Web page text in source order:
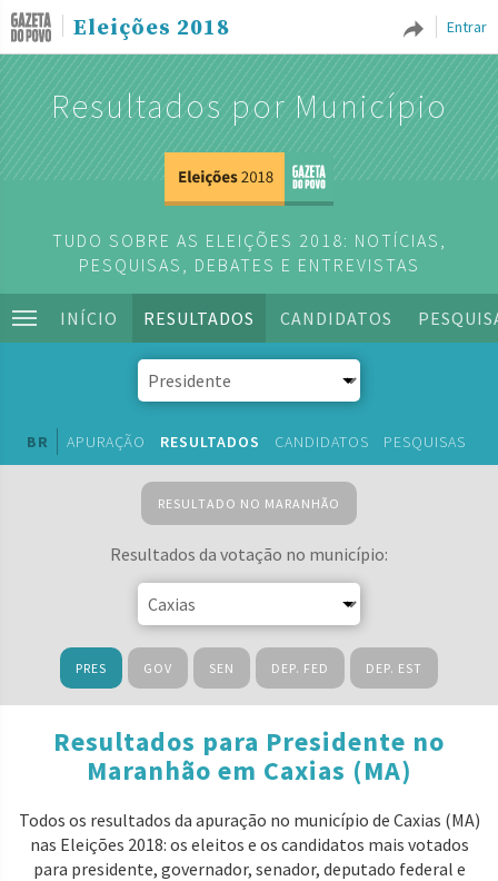
Entrar
Eleições 2018
Resultados por Município
TUDO SOBRE AS ELEIÇÕES 2018: NOTÍCIAS,
PESQUISAS, DEBATES E ENTREVISTAS
INÍCIO RESULTADOS CANDIDATOS
BR APURAÇÃO RESULTADOS CANDIDATOS PESQUISAS
RESULTADO NO MARANHÃO
Resultados da votação no município:
PRES GOV SEN DEP. FED DEP. EST
Resultados para Presidente no
Maranhão em Caxias (MA)
Todos os resultados da apuração no município de Caxias (MA)
nas Eleições 2018: os eleitos e os candidatos mais votados
para presidente, governador, senador, deputado federal e